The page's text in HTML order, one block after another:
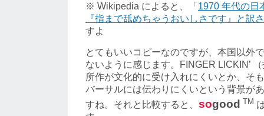
※ Wikipedia によると、「 1970 年代の日
『指まで舐めちゃうおいしさです』と訳
すよ
とてもいいコピーなのですが、本国以外
ないように感じます。FINGER LICKIN’
所作が文化的に受け入れにくいとか、そ
バーサルには伝わりにくいという背景が
すね。それと比較すると、 sogood TM